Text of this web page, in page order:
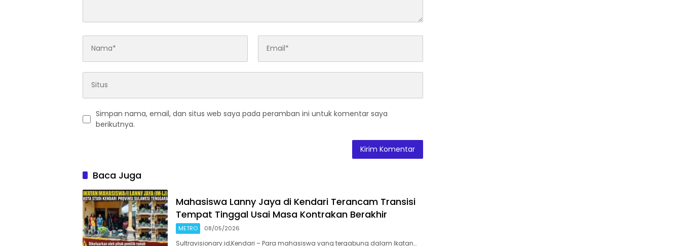
Simpan nama, email, dan situs web saya pada peramban ini untuk komentar saya
berikutnya.
Baca Juga
Mahasiswa Lanny Jaya di Kendari Terancam Transisi
Tempat Tinggal Usai Masa Kontrakan Berakhir
METRO 08/05/2026
Sultravisionary.id,Kendari – Para mahasiswa yang tergabung dalam Ikatan…